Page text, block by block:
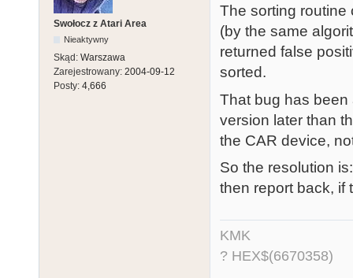
Swołocz z Atari Area
Nieaktywny
Skąd: Warszawa
Zarejestrowany: 2004-09-12
Posty: 4,666
The sorting routine
(by the same
returned false
sorted.
That bug has been
version later than
the CAR device,
So the resolution
then report back, if
KMK
? HEX$(6670358)